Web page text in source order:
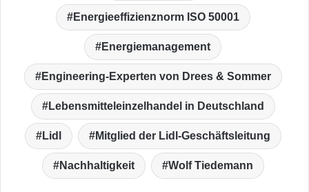
Energieeffizienznorm ISO 50001
Energiemanagement
Engineering-Experten von Drees & Sommer
Lebensmitteleinzelhandel in Deutschland
Lidl Mitglied der Lidl-Geschäftsleitung
Nachhaltigkeit Wolf Tiedemann